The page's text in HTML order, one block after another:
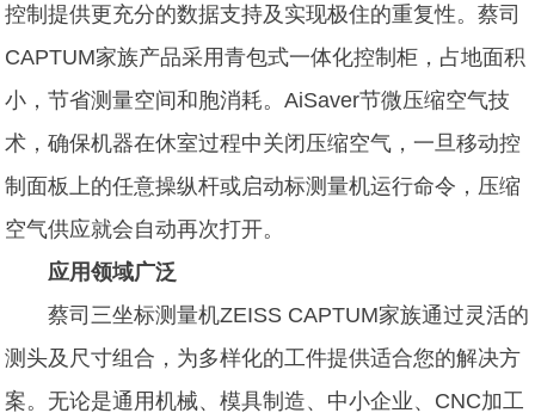
控制提供更充分的数据支持及实现极住的重复性。蔡司
CAPTUM家族产品采用青包式一体化控制柜，占地面积
小，节省测量空间和胞消耗。AiSaver节微压缩空气技
术，确保机器在休室过程中关闭压缩空气，一旦移动控
制面板上的任意操纵杆或启动标测量机运行命令，压缩
空气供应就会自动再次打开。
应用领域广泛
蔡司三坐标测量机ZEISS CAPTUM家族通过灵活的
测头及尺寸组合，为多样化的工件提供适合您的解决方
案。无论是通用机械、模具制造、中小企业、CNC加工